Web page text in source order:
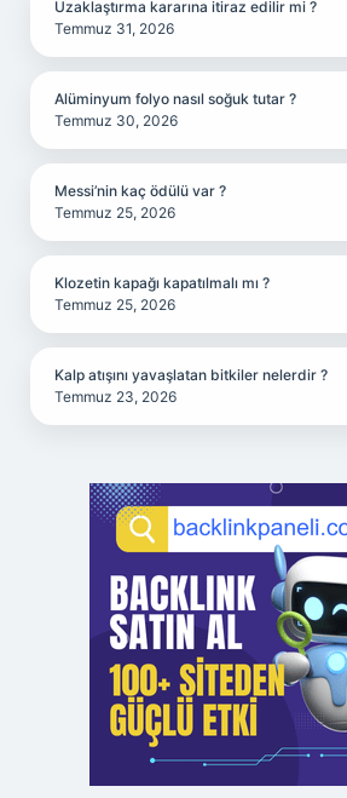
Uzaklaştırma kararına itiraz edilir mi ?
Temmuz 31, 2026
Alüminyum folyo nasıl soğuk tutar ?
Temmuz 30, 2026
Messi’nin kaç ödülü var ?
Temmuz 25, 2026
Klozetin kapağı kapatılmalı mı ?
Temmuz 25, 2026
Kalp atışını yavaşlatan bitkiler nelerdir ?
Temmuz 23, 2026